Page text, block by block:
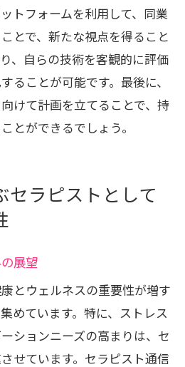
トフォームを利用して、同業
とで、新たな視点を得ること
、自らの技術を客観的に評価
ることが可能です。最後に、
けて計画を立てることで、持
とができるでしょう。
セラピストとして
展望
とウェルネスの重要性が増す
めています。特に、ストレス
ションニーズの高まりは、セ
せています。セラピスト通信